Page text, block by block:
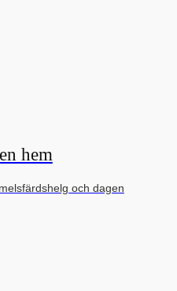
hem
och dagen